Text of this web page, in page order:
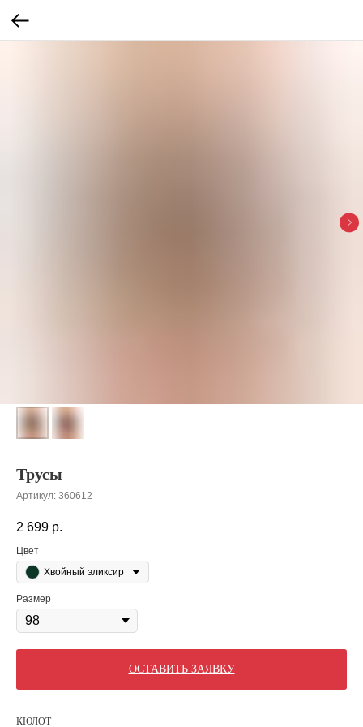
Трусы
Артикул: 360612
2 699 р.
Цвет
Хвойный эликсир
Размер
ОСТАВИТЬ ЗАЯВКУ
КЮЛОТ